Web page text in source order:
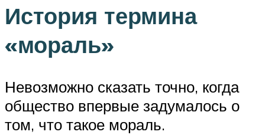
История термина
«мораль»
Невозможно сказать точно, когда
общество впервые задумалось о
том, что такое мораль.